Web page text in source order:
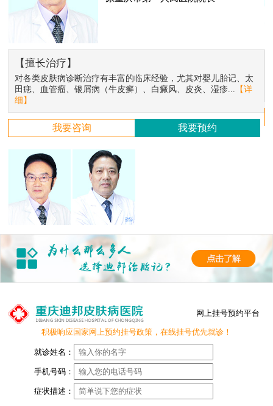
【擅长治疗】
对各类皮肤病诊断治疗有丰富的临床经验，尤其对婴儿胎记、太
田痣、血管瘤、银屑病（牛皮癣）、白癜风、皮炎、湿疹... 【详
细】
我要咨询 我要预约
网上挂号预约平台
积极响应国家网上预约挂号政策，在线挂号优先就诊！
就诊姓名：
手机号码：
症状描述：